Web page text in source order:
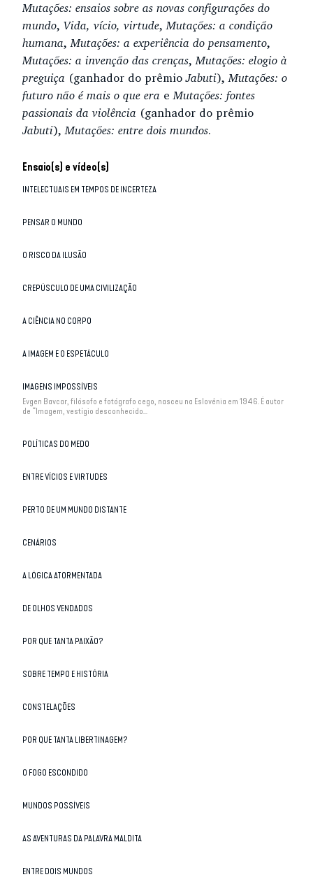
Ensaio(s) e vídeo(s)
INTELECTUAIS EM TEMPOS DE INCERTEZA
PENSAR O MUNDO
O RISCO DA ILUSÃO
CREPÚSCULO DE UMA CIVILIZAÇÃO
A CIÊNCIA NO CORPO
A IMAGEM E O ESPETÁCULO
IMAGENS IMPOSSÍVEIS
Evgen Bavcar, filósofo e fotógrafo cego, nasceu na Eslovênia em 1946. É autor
de “Imagem, vestígio desconhecido...
POLÍTICAS DO MEDO
ENTRE VÍCIOS E VIRTUDES
PERTO DE UM MUNDO DISTANTE
CENÁRIOS
A LÓGICA ATORMENTADA
DE OLHOS VENDADOS
POR QUE TANTA PAIXÃO?
SOBRE TEMPO E HISTÓRIA
CONSTELAÇÕES
POR QUE TANTA LIBERTINAGEM?
O FOGO ESCONDIDO
MUNDOS POSSÍVEIS
AS AVENTURAS DA PALAVRA MALDITA
ENTRE DOIS MUNDOS
Mutações: ensaios sobre as novas configurações do
mundo, Vida, vício, virtude,Mutações: a condição
humana,Mutações: a experiência do pensamento,
Mutações: a invenção das crenças,Mutações: elogio à
preguiça (ganhador do prêmioJabuti),Mutações: o
futuro não é mais o que era eMutações: fontes
passionais da violência (ganhador do prêmio
Jabuti),Mutações: entre dois mundos.